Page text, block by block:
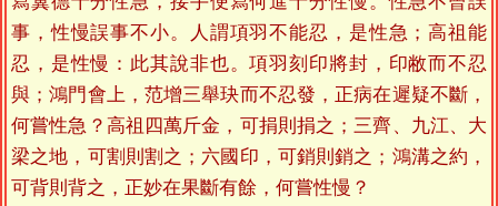
事，性慢誤事不小。人謂項羽不能忍，是性急；高祖能
忍，是性慢：此其說非也。項羽刻印將封，印敝而不忍
與；鴻門會上，范增三舉玦而不忍發，正病在遲疑不斷，
何嘗性急？高祖四萬斤金，可捐則捐之；三齊、九江、大
梁之地，可割則割之；六國印，可銷則銷之；鴻溝之約，
可背則背之，正妙在果斷有餘，何嘗性慢？